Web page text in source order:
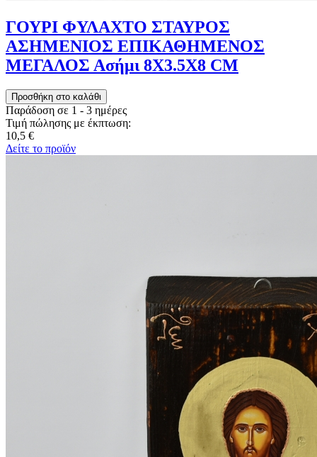
ΓΟΥΡΙ ΦΥΛΑΧΤΟ ΣΤΑΥΡΟΣ
ΑΣΗΜΕΝΙΟΣ ΕΠΙΚΑΘΗΜΕΝΟΣ
ΜΕΓΑΛΟΣ Ασήμι 8Χ3.5Χ8 CM
Παράδοση σε 1 - 3 ημέρες
Τιμή πώλησης με έκπτωση:
10,5 €
Δείτε το προϊόν